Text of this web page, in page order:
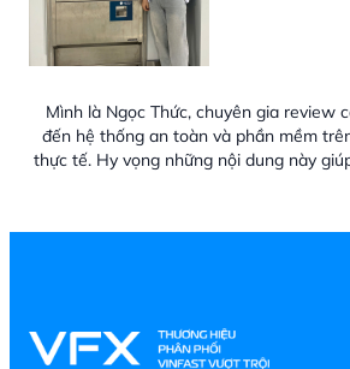
Mình là Ngọc Thức, chuyên gia review
đến hệ thống an toàn và phần mềm
thực tế. Hy vọng những nội dung này